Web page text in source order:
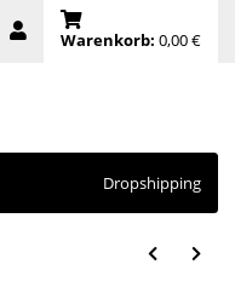
Warenkorb: 0,00 €
Dropshipping